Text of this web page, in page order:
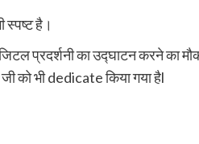
स्पष्ट है।
प्रदर्शनी का उद्घाटन करने का
को भी dedicate किया गया हैl